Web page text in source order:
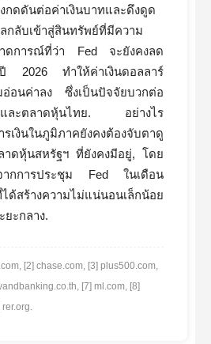
กดดันต่อค่าเงินบาทและดึงดูด
กลับเข้าสู่สินทรัพย์ที่มีความ
ดการณ์ที่ว่า Fed จะยังคงลด
ปี 2026 ทำให้ค่าเงินดอลลาร์
อนค่าลง ซึ่งเป็นปัจจัยบวกต่อ
ยและตลาดหุ้นไทย. อย่างไร
นในภูมิภาคยังคงต้องจับตาดู
าดหุ้นสหรัฐฯ ที่ยังคงมีอยู่, โดย
จากการประชุม Fed ในเดือน
สร้างความไม่แน่นอนเล็กน้อย
ยะกลาง.
[2] chase.com, [3] plus500.com,
[7] ml.com, [8]